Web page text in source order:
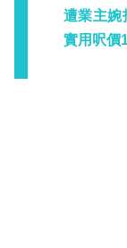
遭業主婉
實用呎價